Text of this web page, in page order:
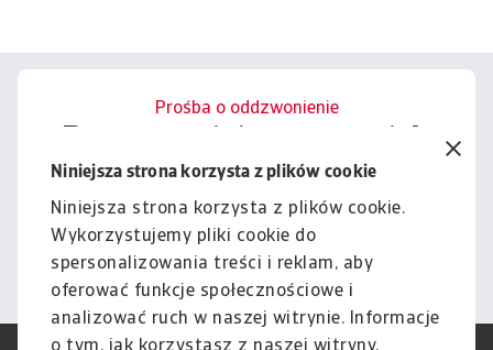
Niniejsza strona korzysta z plików cookie
Niniejsza strona korzysta z plików cookie.
Wykorzystujemy pliki cookie do
spersonalizowania treści i reklam, aby
oferować funkcje społecznościowe i
analizować ruch w naszej witrynie. Informacje
Prośba o oddzwonienie
możemy wesprzeć Cię w
zarządzaniu ryzykiem.
Kontakt